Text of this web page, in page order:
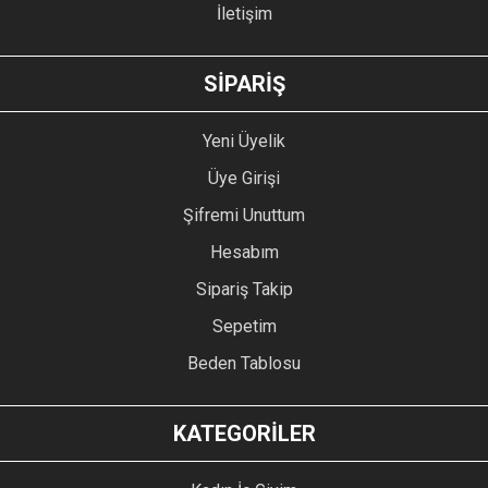
GÖNDER
İletişim
SİPARİŞ
Yeni Üyelik
Üye Girişi
Şifremi Unuttum
Hesabım
Sipariş Takip
Sepetim
Beden Tablosu
KATEGORİLER